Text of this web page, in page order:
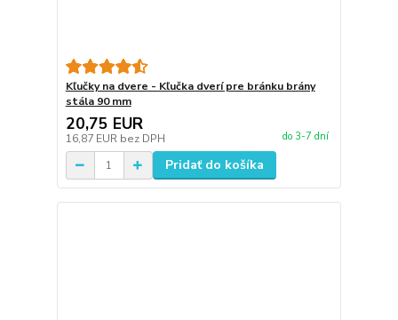
Kľučky na dvere - Kľučka dverí pre bránku brány
stála 90 mm
20,75 EUR
16,87 EUR bez DPH do 3-7 dní
Pridať do košíka